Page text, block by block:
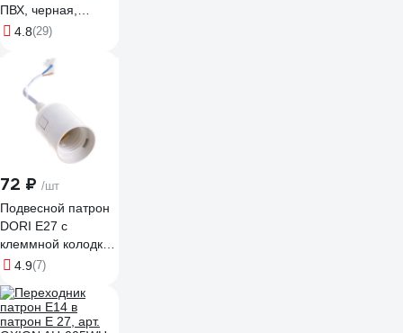
ПВХ, черная,
автомобильная,
м 2000251
4.8(29)
72 ₽ /шт
Подвесной патрон
DORI Е27 с
клеммной колодкой
белый 45236
4.9(7)